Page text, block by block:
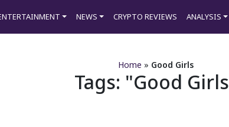
NEWS CRYPTO REVIEWS ANALYSIS
Home » Good Girls
Tags: Good Girls